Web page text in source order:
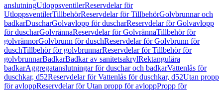
anslutningUtloppsventilerReservdelar för
UtloppsventilerTillbehörReservdelar för TillbehörGolvbrunnar och
badkarDuscharGolvavlopp för duscharReservdelar för Golvavlopp
för duscharGolvrännaReservdelar för GolvrännaTillbehör för
golvrännorGolvbrunn för duschReservdelar för Golvbrunn för
duschTillbehör för golvbrunnarReservdelar för Tillbehör för
golvbrunnarBadkarBadkar av sanitetsakrylRektangulära
badkarAggregatanslutningar för duschar och badkarVattenlås för
duschkar, d52Reservdelar för Vattenlås för duschkar, d52Utan propp
för avloppReservdelar för Utan propp för avloppPropp för